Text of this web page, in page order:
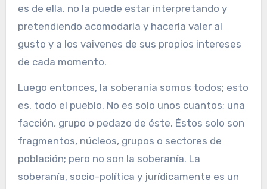
es de ella, no la puede estar interpretando y
pretendiendo acomodarla y hacerla valer al
gusto y a los vaivenes de sus propios intereses
de cada momento.
Luego entonces, la soberanía somos todos; esto
es, todo el pueblo. No es solo unos cuantos; una
facción, grupo o pedazo de éste. Éstos solo son
fragmentos, núcleos, grupos o sectores de
población; pero no son la soberanía. La
soberanía, socio-política y jurídicamente es un